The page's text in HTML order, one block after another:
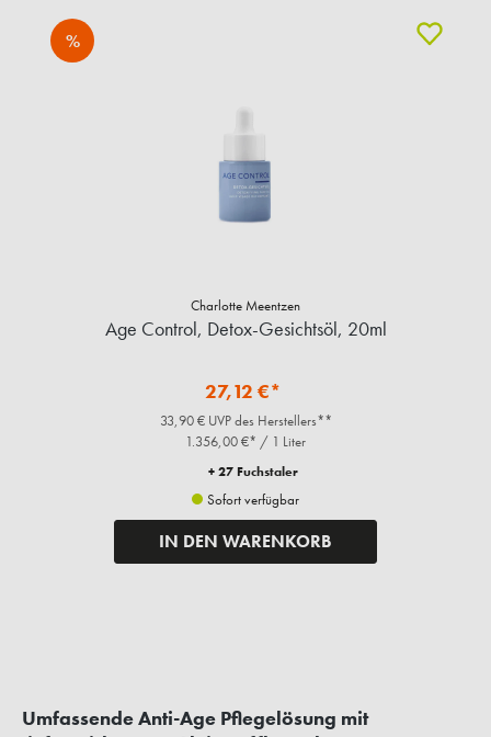
%
Charlotte Meentzen
Age Control, Detox-Gesichtsöl, 20ml
27,12 €*
33,90 € UVP des Herstellers**
1.356,00 €* / 1 Liter
+ 27 Fuchstaler
Sofort verfügbar
IN DEN WARENKORB
Umfassende Anti-Age Pflegelösung mit